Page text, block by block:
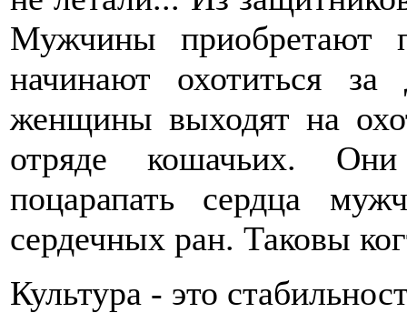
Мужчины приобретают
начинают охотиться
женщины выходят на
отряде кошачьих.
поцарапать сердца
сердечных ран. Таковы
Культура - это